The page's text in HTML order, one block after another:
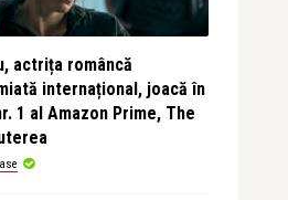
actrița româncă
internațional, joacă în
1 al Amazon Prime, The